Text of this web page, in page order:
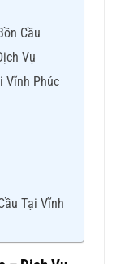
Cầu
Vụ
Vĩnh Phúc
Tại Vĩnh